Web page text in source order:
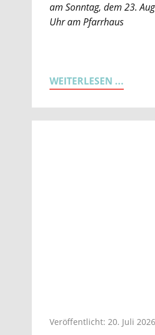
am Sonntag, dem 23.
Uhr am Pfarrhaus
WEITERLESEN ...
Veröffentlicht: 20. Juli 2026